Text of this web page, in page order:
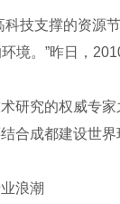
技支撑的资源
境。”昨日，
研究的权威专家
合成都建设世
浪潮